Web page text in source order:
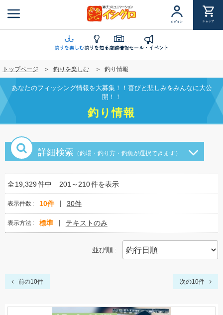
ン
に
移
動
ログイン ショップ
釣りを楽しむ釣りを知る店舗情報セール・イベント
トップページ 釣りを楽しむ 釣り情報
あなたのフィッシング情報を大募集！！喜びと悲しみをみんなに大公
開！！
釣り情報
詳細検索 （釣場・釣り方・釣魚が選択できます）
全19,329件中 201～210件を表示
表示件数 10件 30件
表示方法 標準 テキストのみ
並び順
前の10件 次の10件